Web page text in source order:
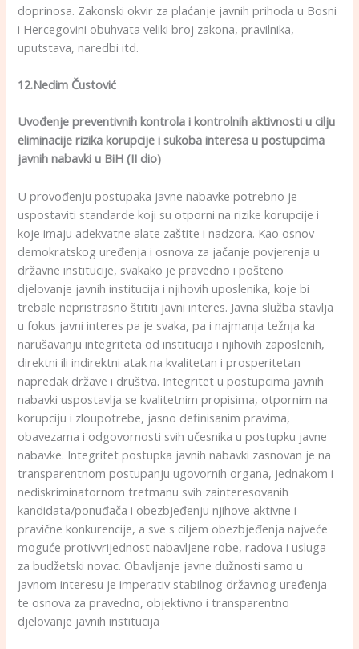
doprinosa. Zakonski okvir za plaćanje javnih prihoda u Bosni
i Hercegovini obuhvata veliki broj zakona, pravilnika,
uputstava, naredbi itd.
12.Nedim Čustović
Uvođenje preventivnih kontrola i kontrolnih aktivnosti u cilju
eliminacije rizika korupcije i sukoba interesa u postupcima
javnih nabavki u BiH (II dio)
U provođenju postupaka javne nabavke potrebno je
uspostaviti standarde koji su otporni na rizike korupcije i
koje imaju adekvatne alate zaštite i nadzora. Kao osnov
demokratskog uređenja i osnova za jačanje povjerenja u
državne institucije, svakako je pravedno i pošteno
djelovanje javnih institucija i njihovih uposlenika, koje bi
trebale nepristrasno štititi javni interes. Javna služba stavlja
u fokus javni interes pa je svaka, pa i najmanja težnja ka
narušavanju integriteta od institucija i njihovih zaposlenih,
direktni ili indirektni atak na kvalitetan i prosperitetan
napredak države i društva. Integritet u postupcima javnih
nabavki uspostavlja se kvalitetnim propisima, otpornim na
korupciju i zloupotrebe, jasno definisanim pravima,
obavezama i odgovornosti svih učesnika u postupku javne
nabavke. Integritet postupka javnih nabavki zasnovan je na
transparentnom postupanju ugovornih organa, jednakom i
nediskriminatornom tretmanu svih zainteresovanih
kandidata/ponuđača i obezbjeđenju njihove aktivne i
pravične konkurencije, a sve s ciljem obezbjeđenja najveće
moguće protivvrijednost nabavljene robe, radova i usluga
za budžetski novac. Obavljanje javne dužnosti samo u
javnom interesu je imperativ stabilnog državnog uređenja
te osnova za pravedno, objektivno i transparentno
djelovanje javnih institucija